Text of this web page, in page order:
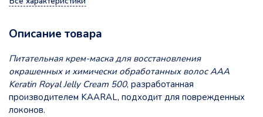
Описание товара
Питательная крем-маска для восстановления
окрашенных и химически обработанных волос AAA
Keratin Royal Jelly Cream 500, разработанная
производителем KAARAL, подходит для поврежденных
локонов.